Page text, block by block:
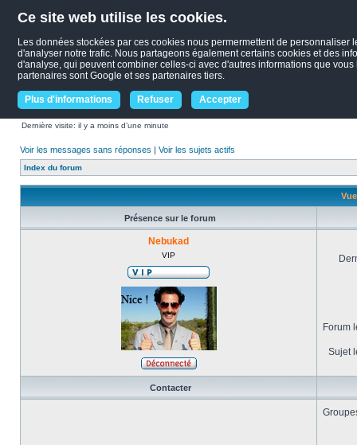
Ce site web utilise les cookies.
Les données stockées par ces cookies nous permermettent de
d'analyser notre trafic. Nous partageons également certains cookies et des
d'analyse, qui peuvent combiner celles-ci avec d'autres informations que
partenaires sont Google et ses partenaires tiers.
Plus d'informations Refuser Accepter
Dernière visite: il y a moins d’une minute
Voir les messages sans réponses | Voir les sujets actifs
Index du forum
Présence sur le forum
Nebukad
VIP
Forum
Sujet
Contacter